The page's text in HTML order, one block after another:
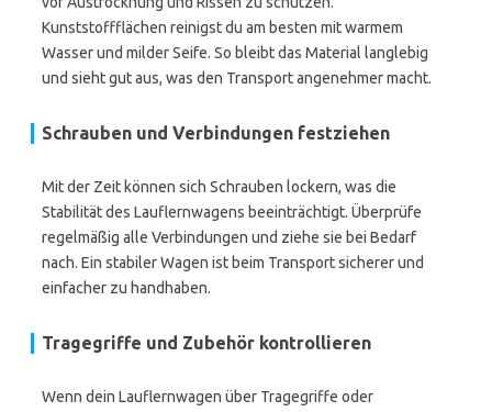
Kunststoffflächen reinigst du am besten mit warmem
Wasser und milder Seife. So bleibt das Material langlebig
und sieht gut aus, was den Transport angenehmer macht.
Schrauben und Verbindungen festziehen
Mit der Zeit können sich Schrauben lockern, was die
Stabilität des Lauflernwagens beeinträchtigt. Überprüfe
regelmäßig alle Verbindungen und ziehe sie bei Bedarf
nach. Ein stabiler Wagen ist beim Transport sicherer und
einfacher zu handhaben.
Tragegriffe und Zubehör kontrollieren
Wenn dein Lauflernwagen über Tragegriffe oder